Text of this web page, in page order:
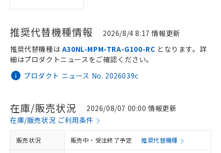
推奨代替機種情報 2026/8/4 8:17 情報更新
プロダクト ニュース No. 2026039c
推奨代替機種は A30NL-MPM-TRA-G100-RC となります。詳
細はプロダクトニュースをご確認ください。
在庫/販売状況
2026/08/07 00:00 情報更新
在庫/販売状況 ご利用条件
販売状況 販売中・受注終了予定 推奨代替機種